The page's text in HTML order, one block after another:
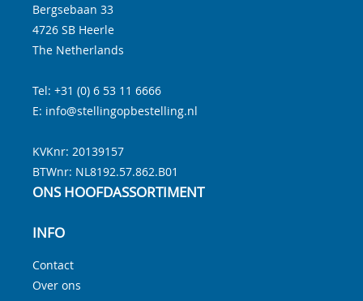
Bergsebaan 33
4726 SB Heerle
The Netherlands
Tel: +31 (0) 6 53 11 6666
E: info@stellingopbestelling.nl
KVKnr: 20139157
BTWnr: NL8192.57.862.B01
ONS HOOFDASSORTIMENT
INFO
Contact
Over ons